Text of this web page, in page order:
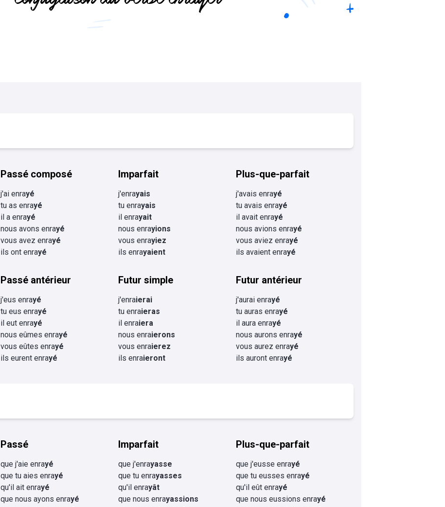
Flashcards Collège
Passé composé
j'ai enrayé
tu as enrayé
il a enrayé
nous avons enrayé
vous avez enrayé
ils ont enrayé
Imparfait
j'enrayais
tu enrayais
il enrayait
nous enrayions
vous enrayiez
ils enrayaient
Plus-que-parfait
j'avais enrayé
tu avais enrayé
il avait enrayé
nous avions enrayé
vous aviez enrayé
ils avaient enrayé
Passé antérieur
j'eus enrayé
tu eus enrayé
il eut enrayé
nous eûmes enrayé
vous eûtes enrayé
ils eurent enrayé
Futur simple
j'enraierai
tu enraieras
il enraiera
nous enraierons
vous enraierez
ils enraieront
Futur antérieur
j'aurai enrayé
tu auras enrayé
il aura enrayé
nous aurons enrayé
vous aurez enrayé
ils auront enrayé
Passé
que j'aie enrayé
que tu aies enrayé
qu'il ait enrayé
que nous ayons enrayé
Imparfait
que j'enrayasse
que tu enrayasses
qu'il enrayât
que nous enrayassions
Plus-que-parfait
que j'eusse enrayé
que tu eusses enrayé
qu'il eût enrayé
que nous eussions enrayé